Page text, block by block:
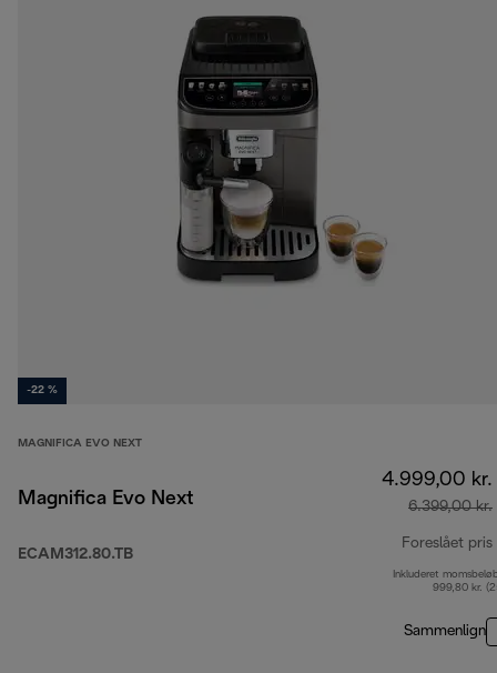
-22 %
MAGNIFICA EVO NEXT
Magnifica Evo Next
ECAM312.80.TB
4.999,00 kr.
6.399,00 kr.
Foreslået pris
Inkluderet
999,80 kr.
Sammenlign